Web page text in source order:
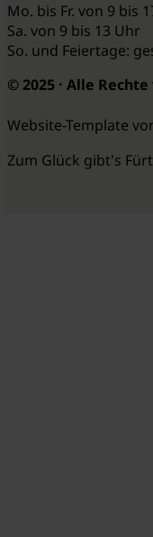
Mo. bis Fr. von 9 bis
Sa. von 9 bis 13 Uhr
So. und Feiertage:
© 2025 · Alle
Website-Template
Zum Glück gibt's